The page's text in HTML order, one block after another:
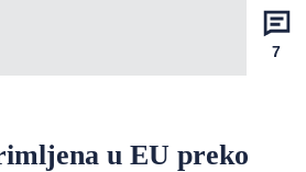
7
u EU preko